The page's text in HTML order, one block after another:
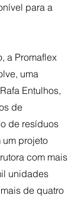
para a
a Promaflex
uma
Entulhos,
de
de resíduos
projeto
com mais
unidades
de quatro